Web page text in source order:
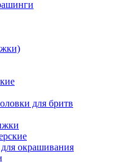
для бритв
окрашивания